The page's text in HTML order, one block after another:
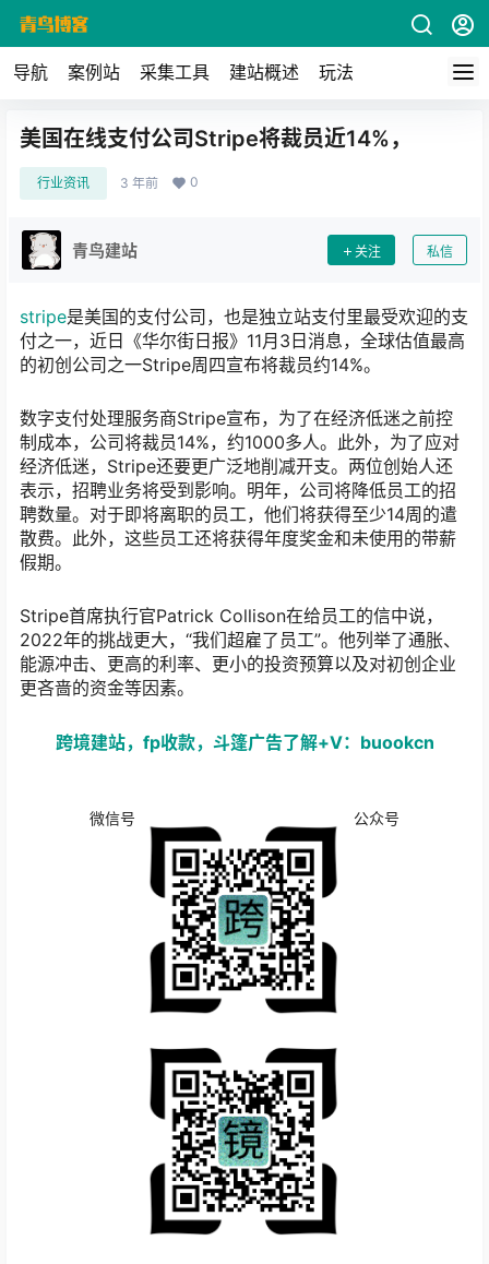
导航 案例站 采集工具 建站概述 玩法
美国在线支付公司Stripe将裁员近14%，
行业资讯 3 年前 0
青鸟建站 关注 私信
stripe是美国的支付公司，也是独立站支付里最受欢迎的支
付之一，近日《华尔街日报》11月3日消息，全球估值最高
的初创公司之一Stripe周四宣布将裁员约14%。
数字支付处理服务商Stripe宣布，为了在经济低迷之前控
制成本，公司将裁员14%，约1000多人。此外，为了应对
经济低迷，Stripe还要更广泛地削减开支。两位创始人还
表示，招聘业务将受到影响。明年，公司将降低员工的招
聘数量。对于即将离职的员工，他们将获得至少14周的遣
散费。此外，这些员工还将获得年度奖金和未使用的带薪
假期。
Stripe首席执行官Patrick Collison在给员工的信中说，
2022年的挑战更大，“我们超雇了员工”。他列举了通胀、
能源冲击、更高的利率、更小的投资预算以及对初创企业
更吝啬的资金等因素。
跨境建站，fp收款，斗篷广告了解+V：buookcn
微信号 公众号